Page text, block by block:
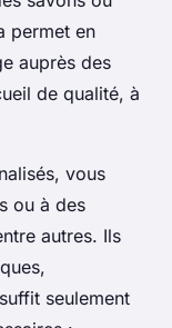
permet en
auprès des
de qualité, à
vous
ou à des
autres. Ils
seulement